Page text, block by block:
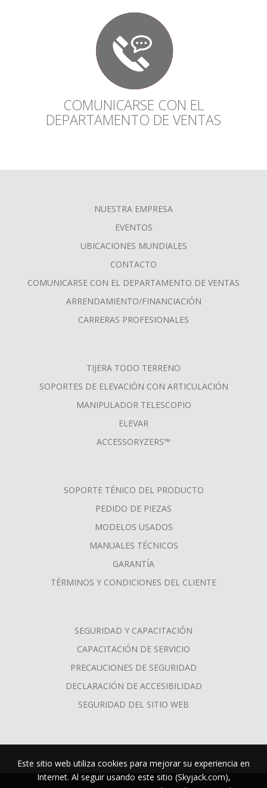
COMUNICARSE CON EL
DEPARTAMENTO DE VENTAS
NUESTRA EMPRESA
EVENTOS
UBICACIONES MUNDIALES
CONTACTO
COMUNICARSE CON EL DEPARTAMENTO DE VENTAS
ARRENDAMIENTO/FINANCIACIÓN
CARRERAS PROFESIONALES
TIJERA TODO TERRENO
SOPORTES DE ELEVACIÓN CON ARTICULACIÓN
MANIPULADOR TELESCOPIO
ELEVAR
ACCESSORYZERS™
SOPORTE TÉNICO DEL PRODUCTO
PEDIDO DE PIEZAS
MODELOS USADOS
MANUALES TÉCNICOS
GARANTÍA
TÉRMINOS Y CONDICIONES DEL CLIENTE
SEGURIDAD Y CAPACITACIÓN
CAPACITACIÓN DE SERVICIO
PRECAUCIONES DE SEGURIDAD
DECLARACIÓN DE ACCESIBILIDAD
SEGURIDAD DEL SITIO WEB
Este sitio web utiliza cookies para mejorar su experiencia en
Internet. Al seguir usando este sitio (Skyjack.com),